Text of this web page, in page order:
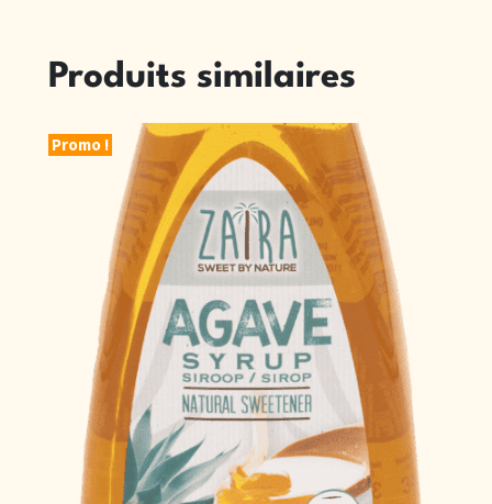
Produits similaires
Promo !